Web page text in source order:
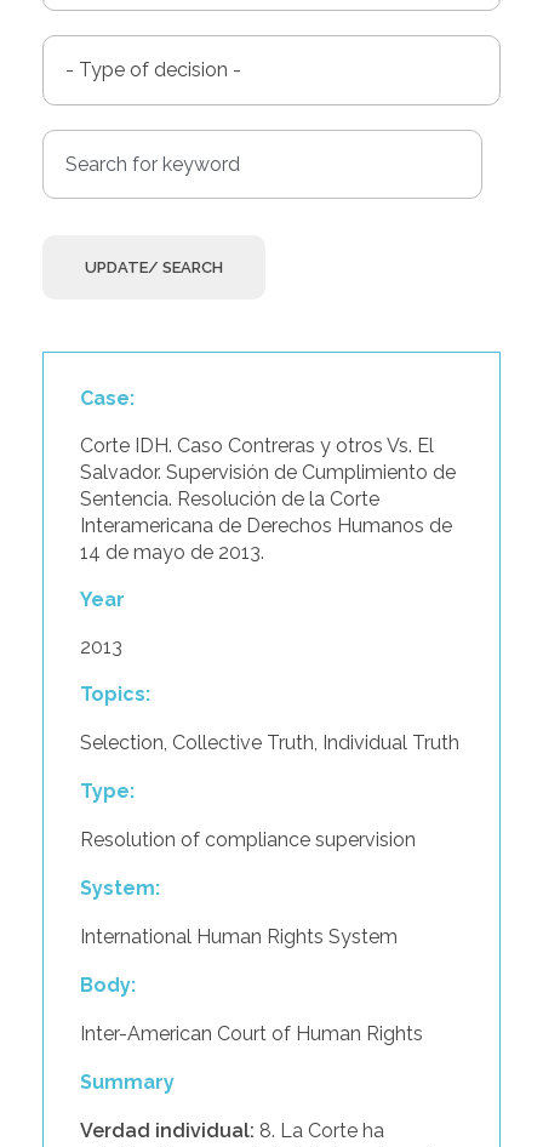
UPDATE/ SEARCH
Case:
Corte IDH. Caso Contreras y otros Vs. El
Salvador. Supervisión de Cumplimiento de
Sentencia. Resolución de la Corte
Interamericana de Derechos Humanos de
14 de mayo de 2013.
Year
2013
Topics:
Selection, Collective Truth, Individual Truth
Type:
Resolution of compliance supervision
System:
International Human Rights System
Body:
Inter-American Court of Human Rights
Summary
Verdad individual: 8. La Corte ha